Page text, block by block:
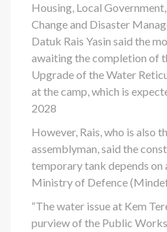
Housing, Local
Change and Disaster
Datuk Rais Yasin said the
awaiting the completion of
Upgrade of the Water
at the camp, which is
2028
However, Rais, who is also
assemblyman, said the
temporary tank depends
Ministry of Defence
“The water issue at Kem
purview of the Public